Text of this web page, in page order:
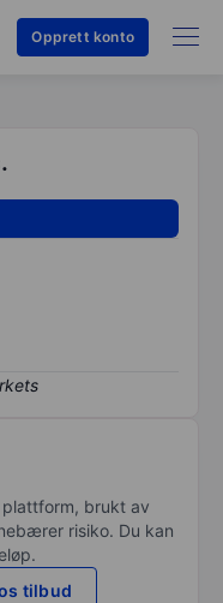
Opprett konto
brukt av
risiko. Du kan
tilbud